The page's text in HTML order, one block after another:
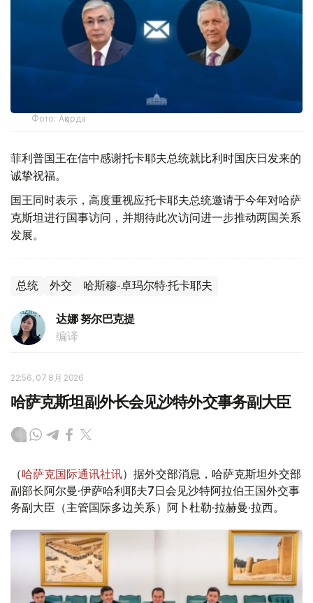
Фото: Ақорда
菲利普国王在信中感谢托卡耶夫总统就比利时国庆日发来的
诚挚祝福。
国王同时表示，高度重视应托卡耶夫总统邀请于今年对哈萨
克斯坦进行国事访问，并期待此次访问进一步推动两国关系
发展。
总统 外交 哈斯穆-卓玛尔特·托卡耶夫
达娜 努尔巴克提
编译
22:56, 07 8月 2026
哈萨克斯坦副外长会见沙特外交事务副大臣
（哈萨克国际通讯社讯）据外交部消息，哈萨克斯坦外交部
副部长阿尔曼·伊萨哈利耶夫7日会见沙特阿拉伯王国外交事
务副大臣（主管国际多边关系）阿卜杜勒·拉赫曼·拉西。